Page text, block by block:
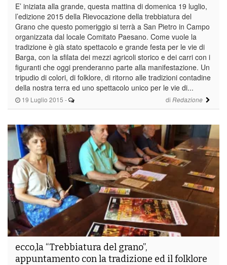
19 Luglio 2015 - di Redazione
E’ iniziata alla grande, questa mattina di domenica 19 luglio,
l’edizione 2015 della Rievocazione della trebbiatura del
Grano che questo pomeriggio si terrà a San Pietro in Campo
organizzata dal locale Comitato Paesano. Come vuole la
tradizione è già stato spettacolo e grande festa per le vie di
Barga, con la sfilata dei mezzi agricoli storico e dei carri con i
figuranti che oggi prenderanno parte alla manifestazione. Un
tripudio di colori, di folklore, di ritorno alle tradizioni contadine
della nostra terra ed uno spettacolo unico per le vie di...
ecco,la “Trebbiatura del grano”,
appuntamento con la tradizione ed il folklore